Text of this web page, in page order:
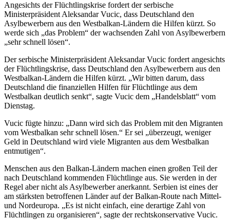
Angesichts der Flüchtlingskrise fordert der serbische
Ministerpräsident Aleksandar Vucic, dass Deutschland den
Asylbewerbern aus den Westbalkan-Ländern die Hilfen kürzt. So
werde sich „das Problem“ der wachsenden Zahl von Asylbewerbern
„sehr schnell lösen“.
Der serbische Ministerpräsident Aleksandar Vucic fordert angesichts
der Flüchtlingskrise, dass Deutschland den Asylbewerbern aus den
Westbalkan-Ländern die Hilfen kürzt. „Wir bitten darum, dass
Deutschland die finanziellen Hilfen für Flüchtlinge aus dem
Westbalkan deutlich senkt“, sagte Vucic dem „Handelsblatt“ vom
Dienstag.
Vucic fügte hinzu: „Dann wird sich das Problem mit den Migranten
vom Westbalkan sehr schnell lösen.“ Er sei „überzeugt, weniger
Geld in Deutschland wird viele Migranten aus dem Westbalkan
entmutigen“.
Menschen aus den Balkan-Ländern machen einen großen Teil der
nach Deutschland kommenden Flüchtlinge aus. Sie werden in der
Regel aber nicht als Asylbewerber anerkannt. Serbien ist eines der
am stärksten betroffenen Länder auf der Balkan-Route nach Mittel-
und Nordeuropa. „Es ist nicht einfach, eine derartige Zahl von
Flüchtlingen zu organisieren“, sagte der rechtskonservative Vucic.